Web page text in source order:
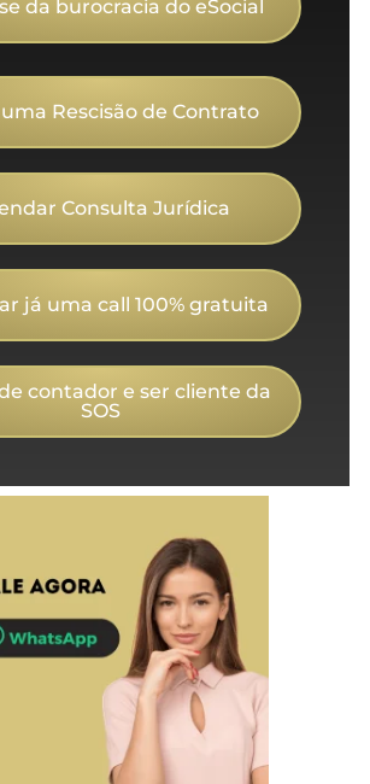
da burocracia do eSocial
Rescisão de Contrato
Consulta Jurídica
já uma call 100% gratuita
contador e ser cliente da
SOS